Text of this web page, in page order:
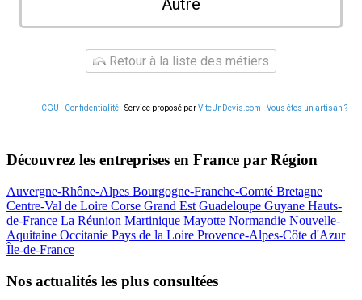
Autre
Retour à la liste des métiers
CGU - Confidentialité- Service proposé parViteUnDevis.com -Vous êtes un artisan ?
Découvrez les entreprises en France par Région
Auvergne-Rhône-Alpes Bourgogne-Franche-Comté Bretagne
Centre-Val de Loire Corse Grand Est Guadeloupe Guyane Hauts-
de-France La Réunion Martinique Mayotte Normandie Nouvelle-
Aquitaine Occitanie Pays de la Loire Provence-Alpes-Côte d'Azur
Île-de-France
Nos actualités les plus consultées